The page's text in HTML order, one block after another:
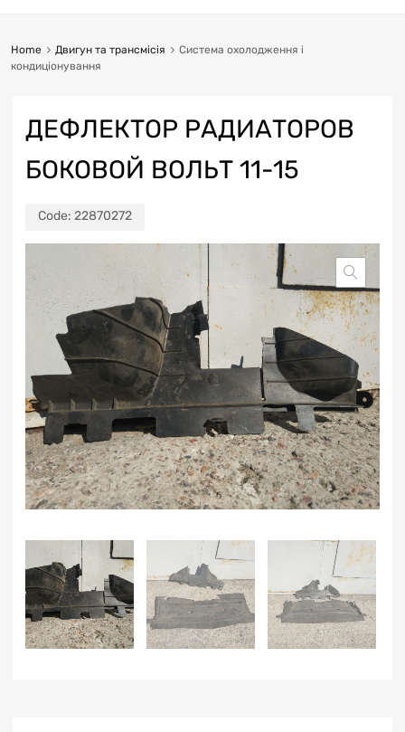
Home Двигун та трансмісія
Система охолодження і
кондиціонування
ДЕФЛЕКТОР РАДИАТОРОВ
БОКОВОЙ ВОЛЬТ 11-15
Code: 22870272